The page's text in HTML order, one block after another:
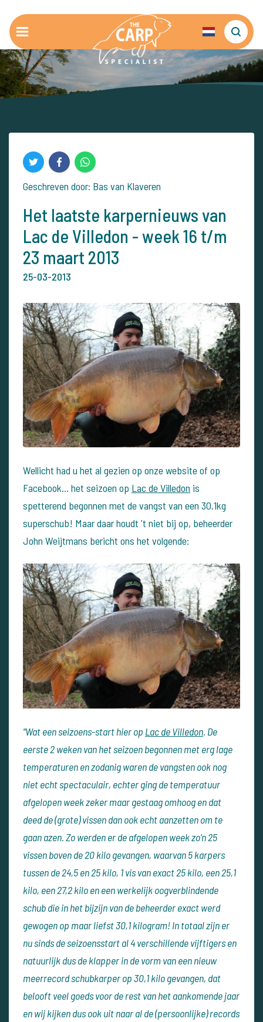
Geschreven door: Bas van Klaveren
Het laatste karpernieuws van
Lac de Villedon - week 16 t/m
23 maart 2013
25-03-2013
Wellicht had u het al gezien op onze website of op
Facebook... het seizoen op Lac de Villedon is
spetterend begonnen met de vangst van een 30,1kg
superschub! Maar daar houdt 't niet bij op, beheerder
John Weijtmans bericht ons het volgende:
"Wat een seizoens-start hier op Lac de Villedon. De
eerste 2 weken van het seizoen begonnen met erg lage
temperaturen en zodanig waren de vangsten ook nog
niet echt spectaculair, echter ging de temperatuur
afgelopen week zeker maar gestaag omhoog en dat
deed de (grote) vissen dan ook echt aanzetten om te
gaan azen. Zo werden er de afgelopen week zo’n 25
vissen boven de 20 kilo gevangen, waarvan 5 karpers
tussen de 24,5 en 25 kilo, 1 vis van exact 25 kilo, een 25,1
kilo, een 27,2 kilo en een werkelijk oogverblindende
schub die in het bijzijn van de beheerder exact werd
gewogen op maar liefst 30,1 kilogram! In totaal zijn er
nu sinds de seizoensstart al 4 verschillende vijftigers en
natuurlijk dus de klapper in de vorm van een nieuw
meerrecord schubkarper op 30,1 kilo gevangen, dat
belooft veel goeds voor de rest van het aankomende jaar
en wij kijken dus ook uit naar al de (persoonlijke) records